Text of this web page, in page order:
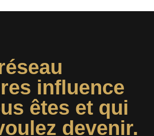
influence
êtes et qui
devenir.